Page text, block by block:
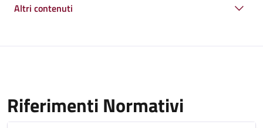
Altri contenuti
Riferimenti Normativi